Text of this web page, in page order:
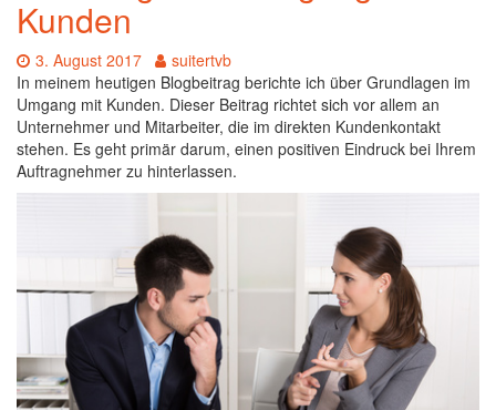
Kunden
Date:
3. August 2017 Author:
suitertvb
In meinem heutigen Blogbeitrag berichte ich über Grundlagen im
Umgang mit Kunden. Dieser Beitrag richtet sich vor allem an
Unternehmer und Mitarbeiter, die im direkten Kundenkontakt
stehen. Es geht primär darum, einen positiven Eindruck bei Ihrem
Auftragnehmer zu hinterlassen.